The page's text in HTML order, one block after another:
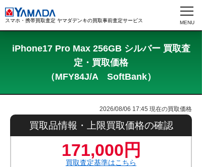
スマホ・携帯買取査定 ヤマダデンキの買取事前査定サービス
iPhone17 Pro Max 256GB シルバー 買取査
定・買取価格
（MFY84J/A SoftBank）
2026/08/06 17:45 現在の買取価格
買取品情報・上限買取価格の確認
171,000円
買取査定基準はこちら